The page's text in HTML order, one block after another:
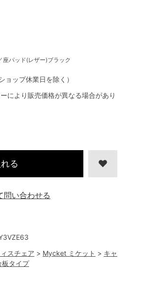
スチェア > Mycket ミケット > キャ
板タイプ
により販売価格が異なる場合があり
ョップ休業日を除く）
パッド(レザー)ブラック
る
問い合わせる